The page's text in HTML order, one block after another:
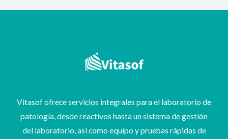
Vitasof ofrece servicios integrales para el laboratorio de
patología, desde reactivos hasta un sistema de gestión
del laboratorio, así como equipo y pruebas rápidas de